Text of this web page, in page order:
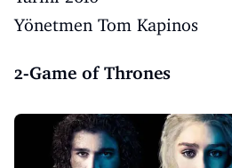
Yönetmen Tom Kapinos
2-Game of Thrones